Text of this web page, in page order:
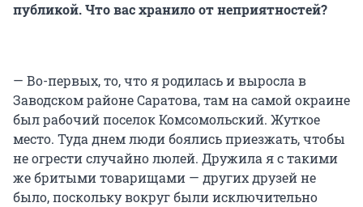
публикой. Что вас хранило от неприятностей?
— Во-первых, то, что я родилась и выросла в
Заводском районе Саратова, там на самой окраине
был рабочий поселок Комсомольский. Жуткое
место. Туда днем люди боялись приезжать, чтобы
не огрести случайно люлей. Дружила я с такими
же бритыми товарищами — других друзей не
было, поскольку вокруг были исключительно